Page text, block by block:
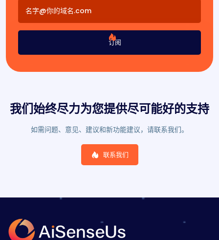
订阅
我们始终尽力为您提供尽可能好的支持
如需问题、意见、建议和新功能建议，请联系我们。
联系我们